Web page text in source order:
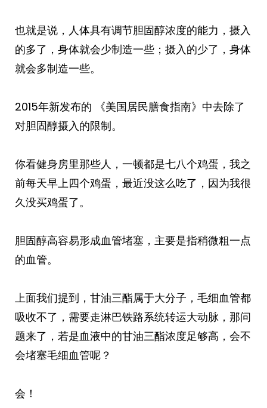
也就是说，人体具有调节胆固醇浓度的能力，摄入
的多了，身体就会少制造一些；摄入的少了，身体
就会多制造一些。
2015年新发布的 《美国居民膳食指南》中去除了
对胆固醇摄入的限制。
你看健身房里那些人，一顿都是七八个鸡蛋，我之
前每天早上四个鸡蛋，最近没这么吃了，因为我很
久没买鸡蛋了。
胆固醇高容易形成血管堵塞，主要是指稍微粗一点
的血管。
上面我们提到，甘油三酯属于大分子，毛细血管都
吸收不了，需要走淋巴铁路系统转运大动脉，那问
题来了，若是血液中的甘油三酯浓度足够高，会不
会堵塞毛细血管呢？
会！